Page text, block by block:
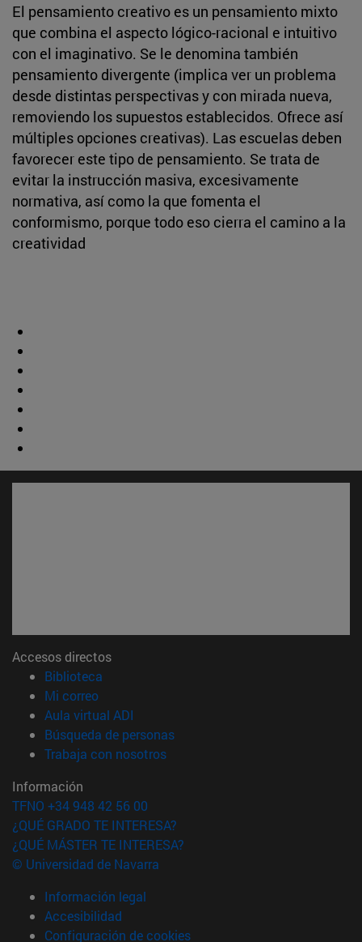
El pensamiento creativo es un pensamiento mixto
que combina el aspecto lógico-racional e intuitivo
con el imaginativo. Se le denomina también
pensamiento divergente (implica ver un problema
desde distintas perspectivas y con mirada nueva,
removiendo los supuestos establecidos. Ofrece así
múltiples opciones creativas). Las escuelas deben
favorecer este tipo de pensamiento. Se trata de
evitar la instrucción masiva, excesivamente
normativa, así como la que fomenta el
conformismo, porque todo eso cierra el camino a la
creatividad
Accesos directos
Biblioteca
Mi correo(abre en nueva ventana)
Aula virtual ADI
Búsqueda de personas(abre en nueva ventana)
Trabaja con nosotros(abre en nueva ventana)
Información
TFNO +34 948 42 56 00
¿QUÉ GRADO TE INTERESA?
¿QUÉ MÁSTER TE INTERESA?
© Universidad de Navarra
Información legal
Accesibilidad
Configuración de cookies